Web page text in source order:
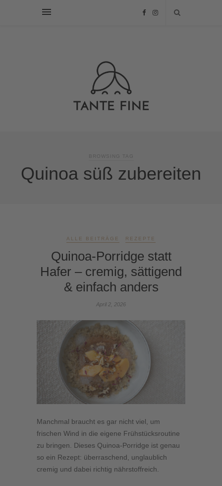
BROWSING TAG
Quinoa süß zubereiten
ALLE BEITRÄGE REZEPTE
Quinoa-Porridge statt
Hafer – cremig, sättigend
& einfach anders
April 2, 2026
Manchmal braucht es gar nicht viel, um
frischen Wind in die eigene Frühstücksroutine
zu bringen. Dieses Quinoa-Porridge ist genau
so ein Rezept: überraschend, unglaublich
cremig und dabei richtig nährstoffreich.